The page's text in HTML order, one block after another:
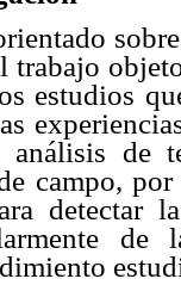
trabajo
estudios
análisis de
campo,
detectar